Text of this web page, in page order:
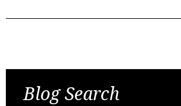
navigation
Blog Search